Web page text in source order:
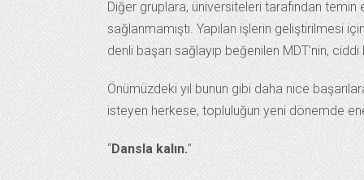
Diğer gruplara, üniversiteleri tarafından
sağlanmamıştı. Yapılan işlerin geliştirilmesi
denli başarı sağlayıp beğenilen MDT’nin,
Önümüzdeki yıl bunun gibi daha nice
isteyen herkese, topluluğun yeni dönemde
“Dansla kalın.”